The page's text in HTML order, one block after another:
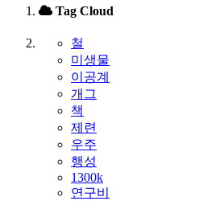
Tag Cloud
철
미생물
이공계
개그
책
제련
우주
행성
1300k
연구비